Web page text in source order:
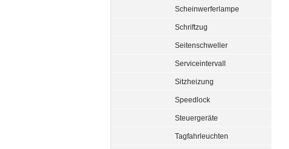
Scheinwerferlampe
Schriftzug
Seitenschweller
Serviceintervall
Sitzheizung
Speedlock
Steuergeräte
Tagfahrleuchten